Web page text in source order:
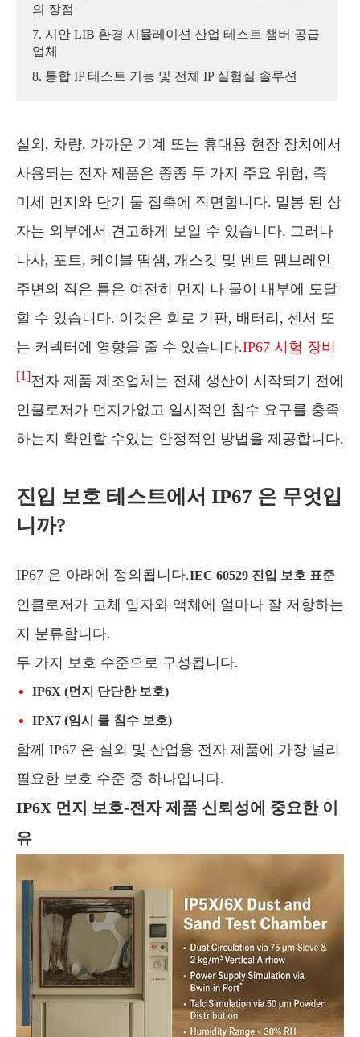
의 장점
7. 시안 LIB 환경 시뮬레이션 산업 테스트 챔버 공급
업체
8. 통합 IP 테스트 기능 및 전체 IP 실험실 솔루션
실외, 차량, 가까운 기계 또는 휴대용 현장 장치에서
사용되는 전자 제품은 종종 두 가지 주요 위험, 즉
미세 먼지와 단기 물 접촉에 직면합니다. 밀봉 된 상
자는 외부에서 견고하게 보일 수 있습니다. 그러나
나사, 포트, 케이블 땀샘, 개스킷 및 벤트 멤브레인
주변의 작은 틈은 여전히 먼지 나 물이 내부에 도달
할 수 있습니다. 이것은 회로 기판, 배터리, 센서 또
는 커넥터에 영향을 줄 수 있습니다.IP67 시험 장비
[1]전자 제품 제조업체는 전체 생산이 시작되기 전에
인클로저가 먼지가없고 일시적인 침수 요구를 충족
하는지 확인할 수있는 안정적인 방법을 제공합니다.
진입 보호 테스트에서 IP67 은 무엇입
니까?
IP67 은 아래에 정의됩니다.IEC 60529 진입 보호 표준
인클로저가 고체 입자와 액체에 얼마나 잘 저항하는
지 분류합니다.
두 가지 보호 수준으로 구성됩니다.
IP6X (먼지 단단한 보호)
IPX7 (임시 물 침수 보호)
함께 IP67 은 실외 및 산업용 전자 제품에 가장 널리
필요한 보호 수준 중 하나입니다.
IP6X 먼지 보호-전자 제품 신뢰성에 중요한 이
유